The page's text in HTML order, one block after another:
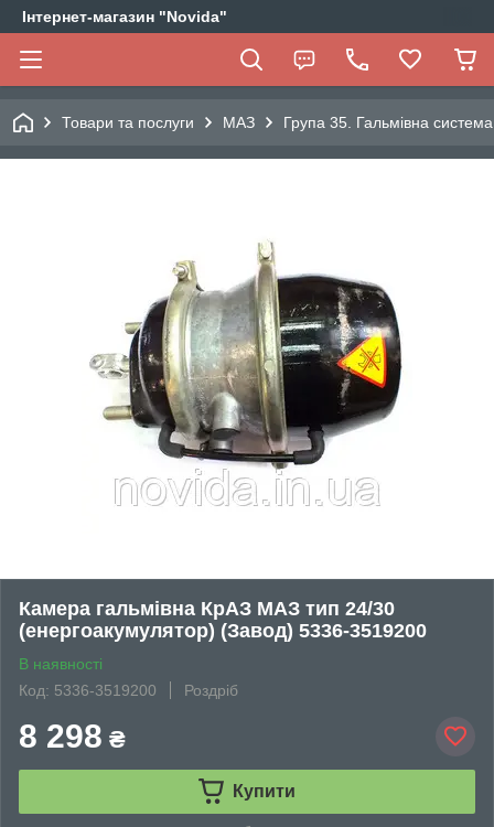
Інтернет-магазин "Novida"
Товари та послуги МАЗ Група 35. Гальмівна система
Камера гальмівна КрАЗ МАЗ тип 24/30
(енергоакумулятор) (Завод) 5336-3519200
В наявності
Код: 5336-3519200
Роздріб
8 298 ₴
Купити